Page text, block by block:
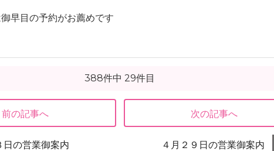
早目の予約がお薦めです
388件中 29件目
前の記事へ
日の営業御案内
次の記事へ
４月２９日の営業御案内